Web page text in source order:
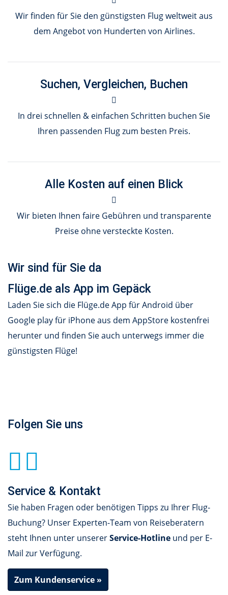
Wir finden für Sie den günstigsten Flug weltweit aus
dem Angebot von Hunderten von Airlines.
Suchen, Vergleichen, Buchen
In drei schnellen & einfachen Schritten buchen Sie
Ihren passenden Flug zum besten Preis.
Alle Kosten auf einen Blick
Wir bieten Ihnen faire Gebühren und transparente
Preise ohne versteckte Kosten.
Wir sind für Sie da
Flüge.de als App im Gepäck
Laden Sie sich die Flüge.de App für Android über
Google play für iPhone aus dem AppStore kostenfrei
herunter und finden Sie auch unterwegs immer die
günstigsten Flüge!
Folgen Sie uns
Service & Kontakt
Sie haben Fragen oder benötigen Tipps zu Ihrer Flug-
Buchung? Unser Experten-Team von Reiseberatern
steht Ihnen unter unsererService-Hotline und per E-
Mail zur Verfügung.
Zum Kundenservice »